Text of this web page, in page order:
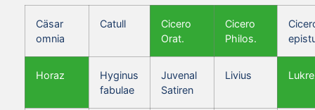
Cäsar
omnia
Catull
Cicero
Orat.
Cicero
Philos.
Horaz
Hyginus
fabulae
Juvenal
Satiren
Livius